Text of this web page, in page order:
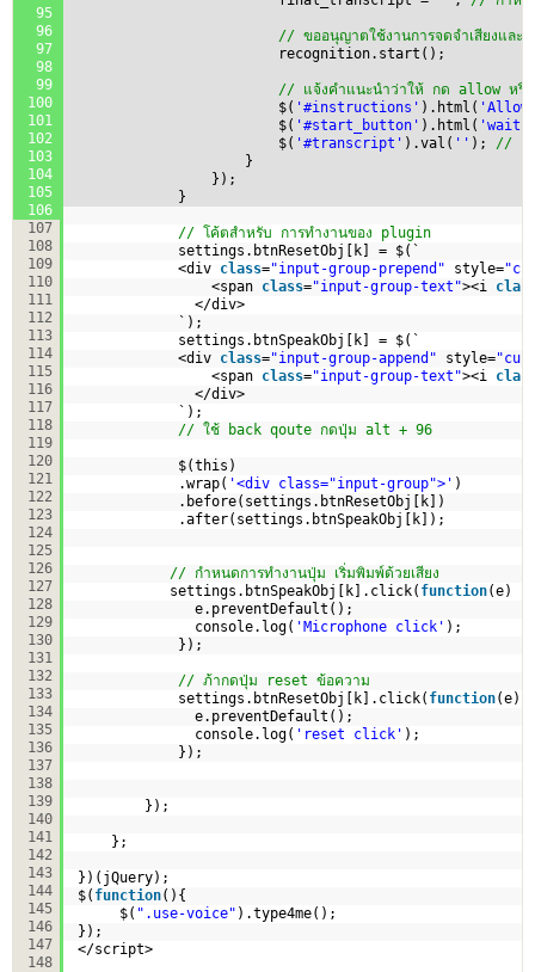
95
96
97
98
99
100
101
102
103
104
105
106
107
108
109
110
111
112
113
114
115
116
117
118
119
120
121
122
123
124
125
126
127
128
129
130
131
132
133
134
135
136
137
138
139
140
141
142
143
144
145
146
147
148
// ขออนุญาตใช้งานการจดจำเสียงและเ
recognition.start();
// แจ้งคำแนะนำว่าให้ กด allow หรือ
$( '#instructions' ).html( 'Allow
$( '#start_button' ).html(
$( '#transcript' ).val( '' ); // แส
}
});
}
// โค้ตสำหรับ การทำงานของ plugin
settings.btnResetObj[k] = $(`
<div class="input-group-prepend" style=
<span class="input-group-text"><i
</div>
`);
settings.btnSpeakObj[k] = $(`
<div class="input-group-append" style=
<span class="input-group-text"><i
</div>
`);
// ใช้ back qoute กดปุ่ม alt + 96
$(this)
.wrap( '<div class="input-group">' )
.before(settings.btnResetObj[k])
.after(settings.btnSpeakObj[k]);
// กำหนดการทำงานปุ่ม เริ่มพิมพ์ด้วยเสียง
settings.btnSpeakObj[k].click( function(e) {
e.preventDefault();
console.log( 'Microphone click' );
});
// ภ้ากดปุ่ม reset ข้อความ
settings.btnResetObj[k].click( function(e)
e.preventDefault();
console.log( 'reset click' );
});
});
};
})(jQuery);
$( function(){
$( ".use-voice" ).type4me();
});
</script>